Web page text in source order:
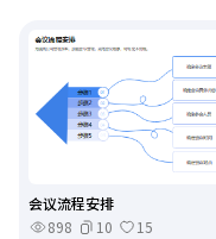
会议流程安排
898
10
15